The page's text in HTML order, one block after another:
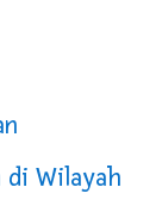
HUT ke-81 RI
FK USU,
di Wilayah